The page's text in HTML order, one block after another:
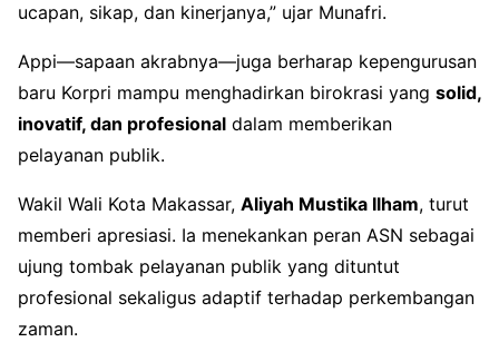
ucapan, sikap, dan kinerjanya,” ujar Munafri.
Appi—sapaan akrabnya—juga berharap kepengurusan
baru Korpri mampu menghadirkan birokrasi yang solid,
inovatif, dan profesional dalam memberikan
pelayanan publik.
Wakil Wali Kota Makassar, Aliyah Mustika Ilham, turut
memberi apresiasi. Ia menekankan peran ASN sebagai
ujung tombak pelayanan publik yang dituntut
profesional sekaligus adaptif terhadap perkembangan
zaman.